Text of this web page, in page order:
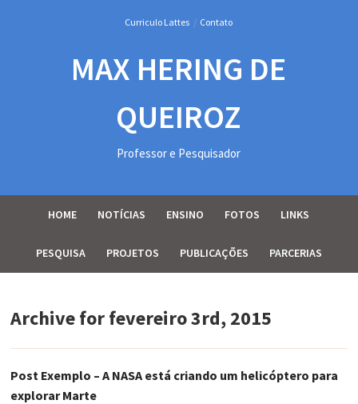
Curriculo Lattes / Contato
MAX HERING DE
QUEIROZ
Professor e Pesquisador
HOME NOTÍCIAS ENSINO FOTOS LINKS
PESQUISA PROJETOS PUBLICAÇÕES PARCERIAS
Archive for fevereiro 3rd, 2015
Post Exemplo – A NASA está criando um helicóptero para
explorar Marte